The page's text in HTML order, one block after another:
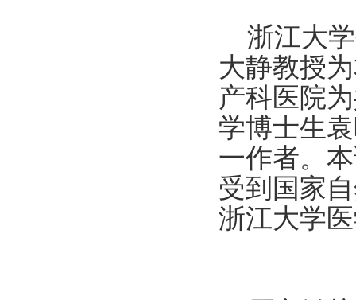
浙江大
大静教授
产科医院
学博士生
一作者。
受到国家
浙江大学